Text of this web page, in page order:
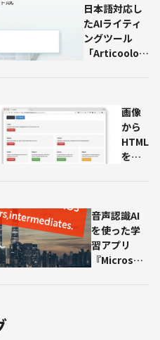
を比
較！
践してみ
た
日本語対応し
たAIライティ
ングツール
「Articoolo」
画像
から
HTML
を生
習と
は？
AIが
web
音声認識AI
を使った学
習アプリ
『Microsoft